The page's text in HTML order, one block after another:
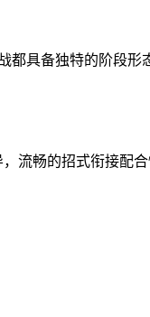
都具备独特的阶段
流畅的招式衔接配